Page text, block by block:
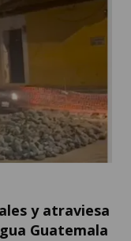
y atraviesa
Guatemala